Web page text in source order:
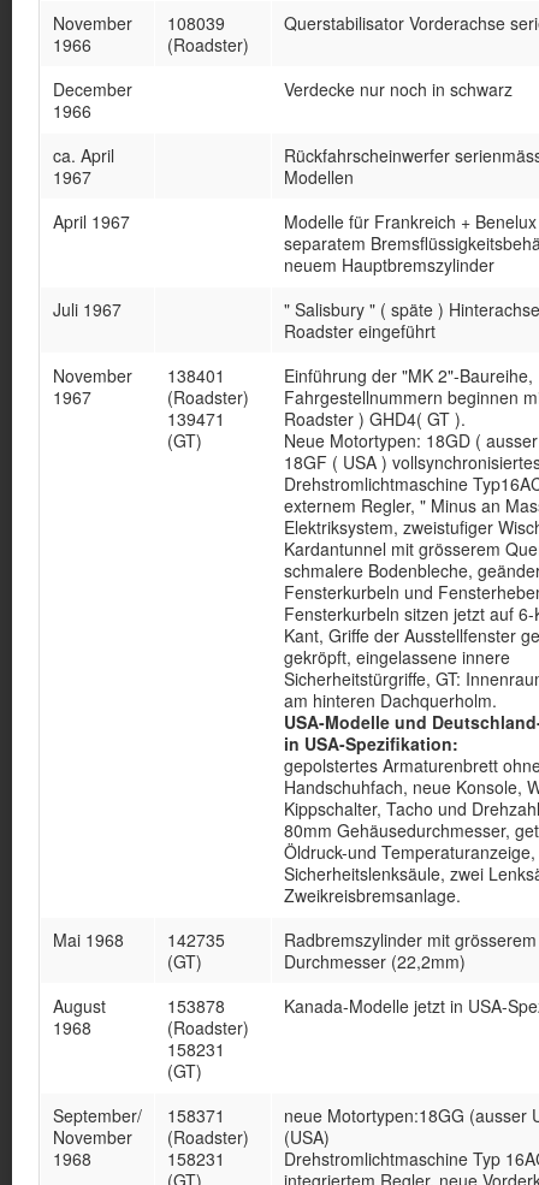
November
1966
108039
(Roadster)
Querstabilisator Vorderachse
December
1966
Verdecke nur noch in schwarz
ca. April
1967
Rückfahrscheinwerfer
Modellen
April 1967
Modelle für Frankreich +
separatem
neuem Hauptbremszylinder
Juli 1967
" Salisbury " ( späte )
Roadster eingeführt
November
1967
138401
(Roadster)
139471
(GT)
Einführung der "MK 2"-Baureihe,
Fahrgestellnummern beginnen
Roadster ) GHD4( GT ).
Neue Motortypen: 18GD (
18GF ( USA )
Drehstromlichtmaschine
externem Regler, " Minus an
Elektriksystem, zweistufiger
Kardantunnel mit grösserem
schmalere Bodenbleche,
Fensterkurbeln und
Fensterkurbeln sitzen jetzt auf
Kant, Griffe der Ausstellfenster
gekröpft, eingelassene innere
Sicherheitstürgriffe, GT:
am hinteren Dachquerholm.
USA-Modelle und
in USA-Spezifikation:
gepolstertes Armaturenbrett
Handschuhfach, neue Konsole,
Kippschalter, Tacho und
80mm Gehäusedurchmesser,
Öldruck-und Temperaturanzeige,
Sicherheitslenksäule, zwei
Zweikreisbremsanlage.
Mai 1968
142735
(GT)
Radbremszylinder mit grösserem
Durchmesser (22,2mm)
August
1968
153878
(Roadster)
158231
(GT)
Kanada-Modelle jetzt in USA-
September/
November
1968
158371
(Roadster)
158231
neue Motortypen:18GG (ausser
(USA)
Drehstromlichtmaschine Typ